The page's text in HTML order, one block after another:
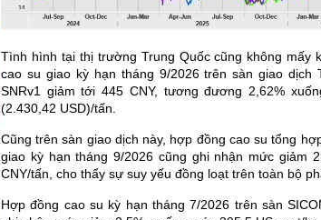
Tình hình tại thị trường Trung Quốc cũng không mấy
cao su giao kỳ hạn tháng 9/2026 trên sàn giao dịch
SNRv1 giảm tới 445 CNY, tương đương 2,62%
(2.430,42 USD)/tấn.
Cũng trên sàn giao dịch này, hợp đồng cao su tổng
giao kỳ hạn tháng 9/2026 cũng ghi nhận mức giảm
CNY/tấn, cho thấy sự suy yếu đồng loạt trên toàn bộ
Hợp đồng cao su kỳ hạn tháng 7/2026 trên sàn